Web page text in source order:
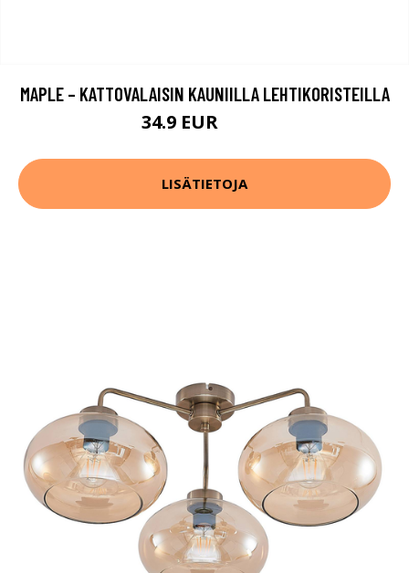
MAPLE – KATTOVALAISIN KAUNIILLA LEHTIKORISTEILLA
34.9 EUR
LISÄTIETOJA